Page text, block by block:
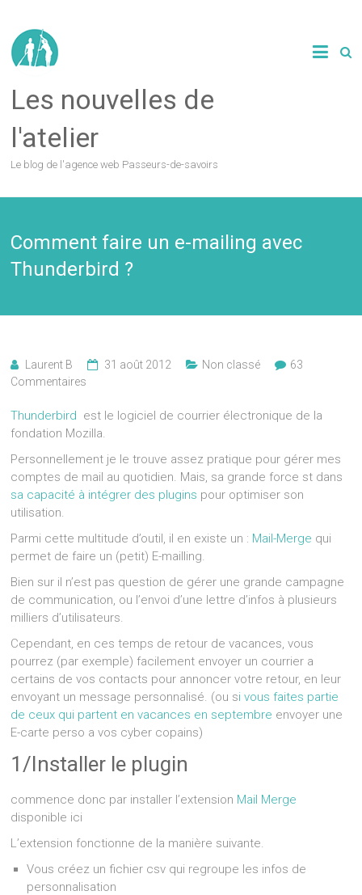
Les nouvelles de
l'atelier
Le blog de l'agence web Passeurs-de-savoirs
Comment faire un e-mailing avec
Thunderbird ?
Laurent B 31 août 2012 Non classé
63
Commentaires
Thunderbird est le logiciel de courrier électronique de la
fondation Mozilla.
Personnellement je le trouve assez pratique pour gérer mes
comptes de mail au quotidien. Mais, sa grande force st dans
sa capacité à intégrer des plugins pour optimiser son
utilisation.
Parmi cette multitude d’outil, il en existe un : Mail-Merge qui
permet de faire un (petit) E-mailling.
Bien sur il n’est pas question de gérer une grande campagne
de communication, ou l’envoi d’une lettre d’infos à plusieurs
milliers d’utilisateurs.
Cependant, en ces temps de retour de vacances, vous
pourrez (par exemple) facilement envoyer un courrier a
certains de vos contacts pour annoncer votre retour, en leur
envoyant un message personnalisé. (ou si vous faites partie
de ceux qui partent en vacances en septembre envoyer une
E-carte perso a vos cyber copains)
1/Installer le plugin
commence donc par installer l’extension Mail Merge
disponible ici
L’extension fonctionne de la manière suivante.
Vous créez un fichier csv qui regroupe les infos de
personnalisation